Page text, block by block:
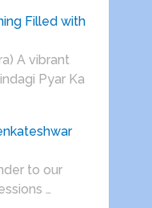
Filled with
A vibrant
Pyar Ka
to our
…